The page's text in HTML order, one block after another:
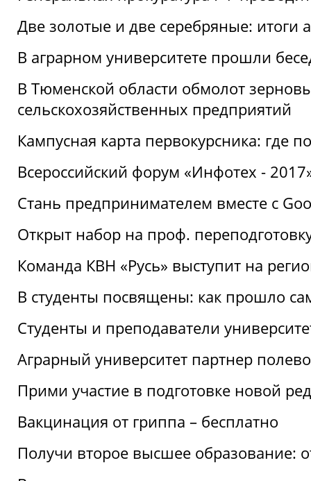
Две золотые и две серебряные:
В аграрном университете прошли
В Тюменской области обмолот
сельскохозяйственных предприятий
Кампусная карта первокурсника: где
Всероссийский форум «Инфотех -
Стань предпринимателем вместе с
Открыт набор на проф.
Команда КВН «Русь» выступит на
В студенты посвящены: как прошло
Студенты и преподаватели
Аграрный университет партнер
Прими участие в подготовке новой
Вакцинация от гриппа – бесплатно
Получи второе высшее образование: